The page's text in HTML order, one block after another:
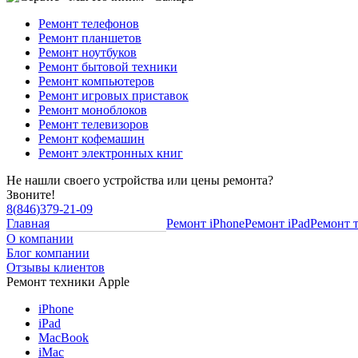
Ремонт телефонов
Ремонт планшетов
Ремонт ноутбуков
Ремонт бытовой техники
Ремонт компьютеров
Ремонт игровых приставок
Ремонт моноблоков
Ремонт телевизоров
Ремонт кофемашин
Ремонт электронных книг
Не нашли своего устройства или цены ремонта?
Звоните!
8(846)379-21-09
Главная
О компании
Блог компании
Отзывы клиентов
Ремонт iPhoneРемонт iPadРемонт
Ремонт техники Apple
iPhone
iPad
MacBook
iMac